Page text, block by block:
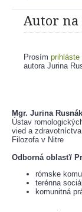
Autor na
Prosím prihláste
autora Jurina
Mgr. Jurina
Ústav
vied a
Filozofa v Nitre
Odborná oblasť/
rómske
terénna
komunitná